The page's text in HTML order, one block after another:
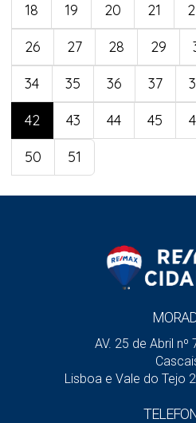
18
19 20 21
26
27 28 29
34
35 36 37
42
43 44 45
50
51
AV. 25 de Abril nº
Lisboa e Vale do Tejo